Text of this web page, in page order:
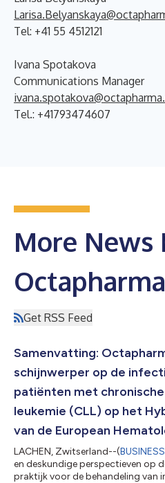
Tel: +41 55 4512121
Ivana Spotakova
Communications Manager
Tel.: +41793474607
More News
Octapharma
Get RSS Feed
Samenvatting:
schijnwerper op de
patiënten met
leukemie (CLL) op het
van de European
LACHEN, Zwitserland--(
en deskundige perspectieven op
praktijk voor de behandeling van